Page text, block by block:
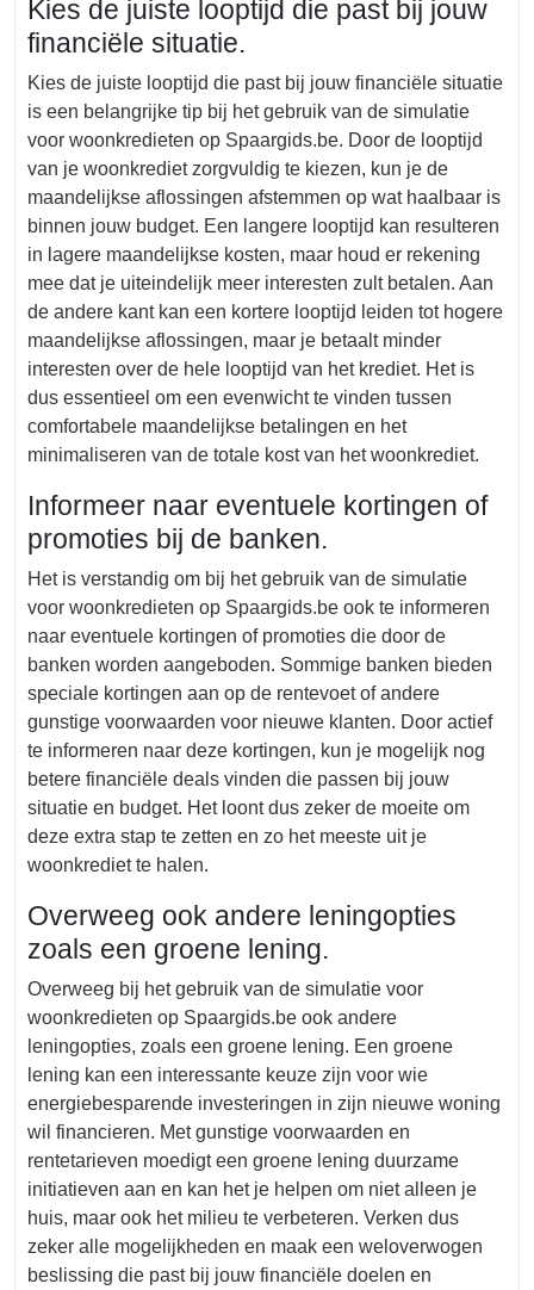
Kies de juiste looptijd die past bij jouw
financiële situatie.
Kies de juiste looptijd die past bij jouw financiële situatie
is een belangrijke tip bij het gebruik van de simulatie
voor woonkredieten op Spaargids.be. Door de looptijd
van je woonkrediet zorgvuldig te kiezen, kun je de
maandelijkse aflossingen afstemmen op wat haalbaar is
binnen jouw budget. Een langere looptijd kan resulteren
in lagere maandelijkse kosten, maar houd er rekening
mee dat je uiteindelijk meer interesten zult betalen. Aan
de andere kant kan een kortere looptijd leiden tot hogere
maandelijkse aflossingen, maar je betaalt minder
interesten over de hele looptijd van het krediet. Het is
dus essentieel om een evenwicht te vinden tussen
comfortabele maandelijkse betalingen en het
minimaliseren van de totale kost van het woonkrediet.
Informeer naar eventuele kortingen of
promoties bij de banken.
Het is verstandig om bij het gebruik van de simulatie
voor woonkredieten op Spaargids.be ook te informeren
naar eventuele kortingen of promoties die door de
banken worden aangeboden. Sommige banken bieden
speciale kortingen aan op de rentevoet of andere
gunstige voorwaarden voor nieuwe klanten. Door actief
te informeren naar deze kortingen, kun je mogelijk nog
betere financiële deals vinden die passen bij jouw
situatie en budget. Het loont dus zeker de moeite om
deze extra stap te zetten en zo het meeste uit je
woonkrediet te halen.
Overweeg ook andere leningopties
zoals een groene lening.
Overweeg bij het gebruik van de simulatie voor
woonkredieten op Spaargids.be ook andere
leningopties, zoals een groene lening. Een groene
lening kan een interessante keuze zijn voor wie
energiebesparende investeringen in zijn nieuwe woning
wil financieren. Met gunstige voorwaarden en
rentetarieven moedigt een groene lening duurzame
initiatieven aan en kan het je helpen om niet alleen je
huis, maar ook het milieu te verbeteren. Verken dus
zeker alle mogelijkheden en maak een weloverwogen
beslissing die past bij jouw financiële doelen en